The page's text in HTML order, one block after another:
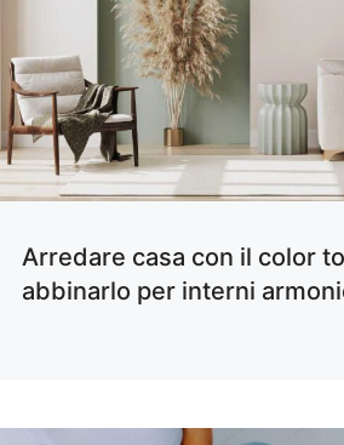
Arredare casa con il color
abbinarlo per interni